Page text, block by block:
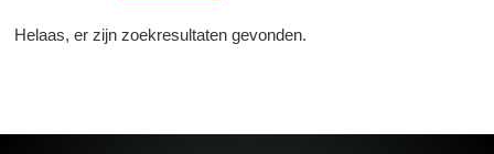
Helaas, er zijn zoekresultaten gevonden.